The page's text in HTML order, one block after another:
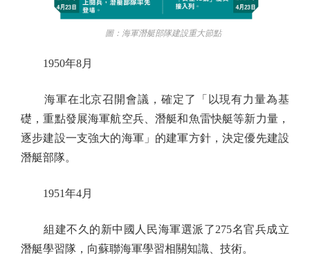
圖：海軍潛艇部隊建設重大節點
1950年8月
海軍在北京召開會議，確定了「以現有力量為基
礎，重點發展海軍航空兵、潛艇和魚雷快艇等新力量，
逐步建設一支強大的海軍」的建軍方針，決定優先建設
潛艇部隊。
1951年4月
組建不久的新中國人民海軍選派了275名官兵成立
潛艇學習隊，向蘇聯海軍學習相關知識、技術。